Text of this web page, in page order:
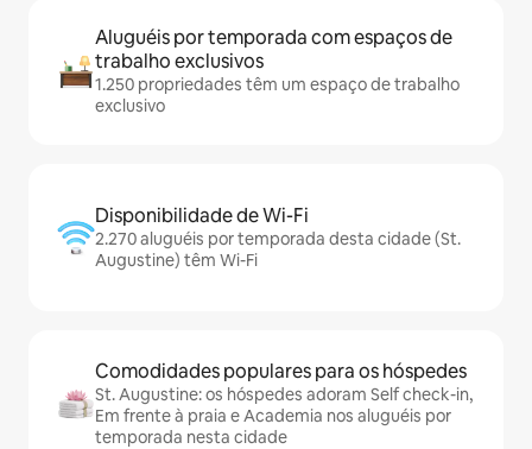
Aluguéis por temporada com espaços de
trabalho exclusivos
1.250 propriedades têm um espaço de trabalho
exclusivo
Disponibilidade de Wi-Fi
2.270 aluguéis por temporada desta cidade (St.
Augustine) têm Wi-Fi
Comodidades populares para os hóspedes
St. Augustine: os hóspedes adoram Self check-in,
Em frente à praia e Academia nos aluguéis por
temporada nesta cidade